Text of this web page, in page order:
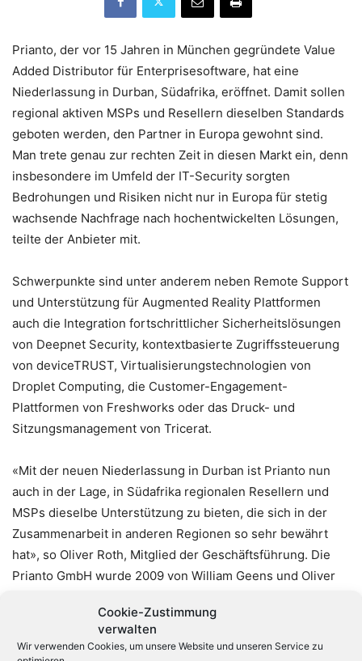
Cookie-Zustimmung
verwalten
Wir verwenden Cookies, um unsere Website und unseren Service zu
Prianto, der vor 15 Jahren in München gegründete Value
Added Distributor für Enterprisesoftware, hat eine
Niederlassung in Durban, Südafrika, eröffnet. Damit sollen
regional aktiven MSPs und Resellern dieselben Standards
geboten werden, den Partner in Europa gewohnt sind.
Man trete genau zur rechten Zeit in diesen Markt ein, denn
insbesondere im Umfeld der IT-Security sorgten
Bedrohungen und Risiken nicht nur in Europa für stetig
wachsende Nachfrage nach hochentwickelten Lösungen,
teilte der Anbieter mit.
Schwerpunkte sind unter anderem neben Remote Support
und Unterstützung für Augmented Reality Plattformen
auch die Integration fortschrittlicher Sicherheitslösungen
von Deepnet Security, kontextbasierte Zugriffssteuerung
von deviceTRUST, Virtualisierungstechnologien von
Droplet Computing, die Customer-Engagement-
Plattformen von Freshworks oder das Druck- und
Sitzungsmanagement von Tricerat.
«Mit der neuen Niederlassung in Durban ist Prianto nun
auch in der Lage, in Südafrika regionalen Resellern und
MSPs dieselbe Unterstützung zu bieten, die sich in der
Zusammenarbeit in anderen Regionen so sehr bewährt
hat», so Oliver Roth, Mitglied der Geschäftsführung. Die
Prianto GmbH wurde 2009 von William Geens und Oliver
eigenen Angaben zu den führenden, auf
Enterprisesoftware spezialisierten Distributoren in Europa